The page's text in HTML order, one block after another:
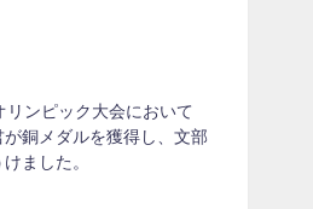
リンピック大会において
銅メダルを獲得し、文部
ました。